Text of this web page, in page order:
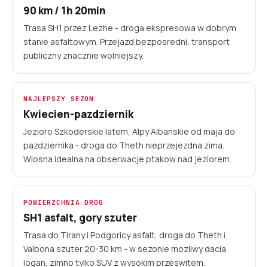
90 km / 1h 20min
Trasa SH1 przez Lezhe - droga ekspresowa w dobrym
stanie asfaltowym. Przejazd bezposredni, transport
publiczny znacznie wolniejszy.
NAJLEPSZY SEZON
Kwiecien-pazdziernik
Jezioro Szkoderskie latem, Alpy Albanskie od maja do
pazdziernika - droga do Theth nieprzejezdna zima.
Wiosna idealna na obserwacje ptakow nad jeziorem.
POWIERZCHNIA DROG
SH1 asfalt, gory szuter
Trasa do Tirany i Podgoricy asfalt, droga do Theth i
Valbona szuter 20-30 km - w sezonie mozliwy dacia
logan, zimno tylko SUV z wysokim przeswitem.